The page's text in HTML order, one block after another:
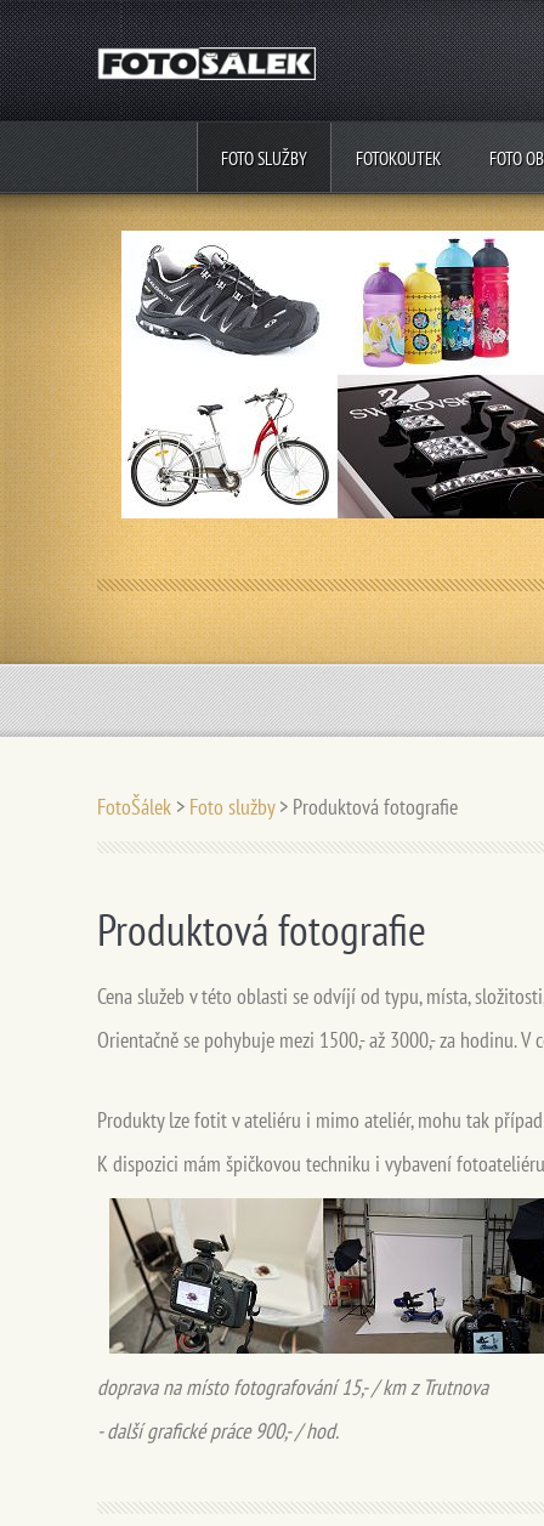
FOTO SLUŽBY FOTOKOUTEK FOTO
FotoŠálek > Foto služby > Produktová fotografie
Produktová fotografie
Cena služeb v této oblasti se odvíjí od typu, místa,
Orientačně se pohybuje mezi 1500,- až 3000,- za hodinu.
Produkty lze fotit v ateliéru i mimo ateliér, mohu tak
K dispozici mám špičkovou techniku i vybavení
doprava na místo fotografování 15,- / km z Trutnova
- další grafické práce 900,- / hod.